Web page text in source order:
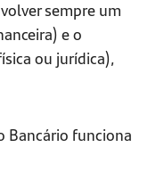
sempre um
e o
ou jurídica),
Bancário funciona